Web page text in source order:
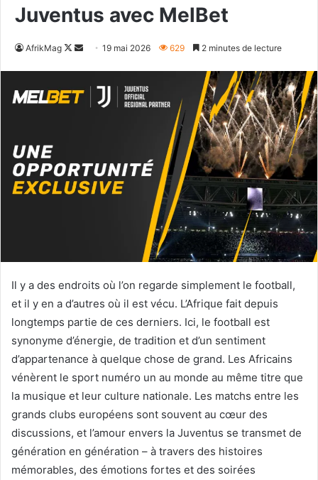
Juventus avec MelBet
AfrikMag
Follow
Envoyer19 mai 2026 629 2 minutes de lecture
Il y a des endroits où l’on regarde simplement le football,
et il y en a d’autres où il est vécu. L’Afrique fait depuis
longtemps partie de ces derniers. Ici, le football est
synonyme d’énergie, de tradition et d’un sentiment
d’appartenance à quelque chose de grand. Les Africains
vénèrent le sport numéro un au monde au même titre que
la musique et leur culture nationale. Les matchs entre les
grands clubs européens sont souvent au cœur des
discussions, et l’amour envers la Juventus se transmet de
génération en génération – à travers des histoires
mémorables, des émotions fortes et des soirées